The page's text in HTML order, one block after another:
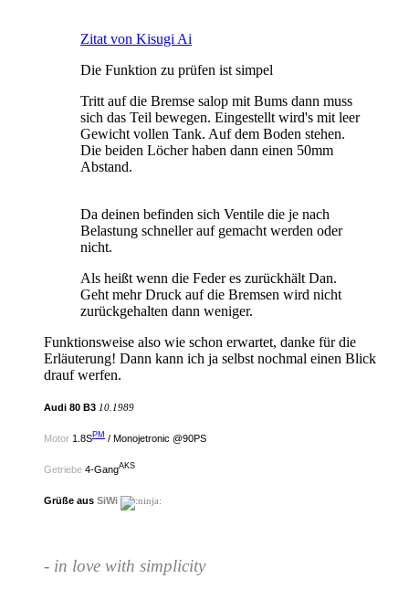
Zitat von Kisugi Ai
Die Funktion zu prüfen ist simpel
Tritt auf die Bremse salop mit Bums dann muss
sich das Teil bewegen. Eingestellt wird's mit leer
Gewicht vollen Tank. Auf dem Boden stehen.
Die beiden Löcher haben dann einen 50mm
Abstand.
Da deinen befinden sich Ventile die je nach
Belastung schneller auf gemacht werden oder
nicht.
Als heißt wenn die Feder es zurückhält Dan.
Geht mehr Druck auf die Bremsen wird nicht
zurückgehalten dann weniger.
Funktionsweise also wie schon erwartet, danke für die
Erläuterung! Dann kann ich ja selbst nochmal einen Blick
drauf werfen.
Audi 80 B3 10.1989
Motor 1.8SPM / Monojetronic @90PS
Getriebe 4-GangAKS
Grüße aus SiWi
- in love with simplicity